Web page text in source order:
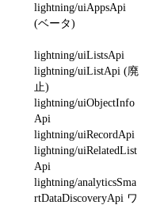
lightning/uiAppsApi
(ベータ)
lightning/uiListsApi
lightning/uiListApi (廃
止)
lightning/uiObjectInfo
Api
lightning/uiRecordApi
lightning/uiRelatedList
Api
lightning/analyticsSma
rtDataDiscoveryApi ワ